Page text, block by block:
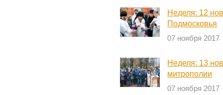
Неделя: 12
Подмосковья
07 ноября 2017
Неделя: 13
митрополии
07 ноября 2017